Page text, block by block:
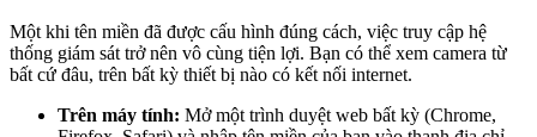
Một khi tên miền đã được cấu hình đúng cách, việc truy cập hệ
thống giám sát trở nên vô cùng tiện lợi. Bạn có thể xem camera từ
bất cứ đâu, trên bất kỳ thiết bị nào có kết nối internet.
Trên máy tính: Mở một trình duyệt web bất kỳ (Chrome,